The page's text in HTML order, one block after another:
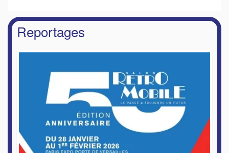
Reportages